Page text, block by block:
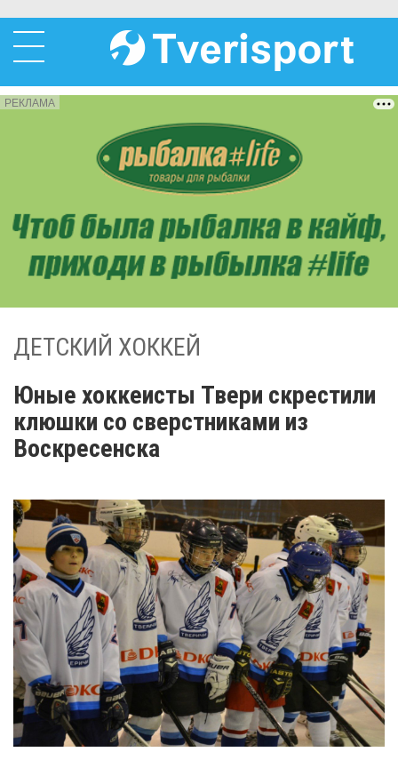
РЕКЛАМА
ДЕТСКИЙ ХОККЕЙ
Юные хоккеисты Твери скрестили
клюшки со сверстниками из
Воскресенска